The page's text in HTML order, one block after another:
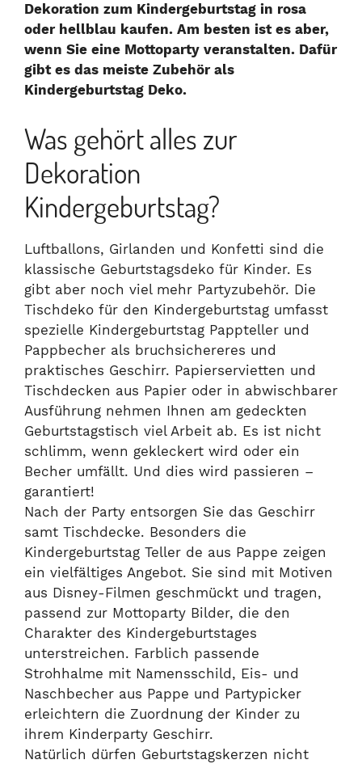
Dekoration zum Kindergeburtstag in rosa
oder hellblau kaufen. Am besten ist es aber,
wenn Sie eine Mottoparty veranstalten. Dafür
gibt es das meiste Zubehör als
Kindergeburtstag Deko.
Was gehört alles zur
Dekoration
Kindergeburtstag?
Luftballons, Girlanden und Konfetti sind die
klassische Geburtstagsdeko für Kinder. Es
gibt aber noch viel mehr Partyzubehör. Die
Tischdeko für den Kindergeburtstag umfasst
spezielle Kindergeburtstag Pappteller und
Pappbecher als bruchsichereres und
praktisches Geschirr. Papierservietten und
Tischdecken aus Papier oder in abwischbarer
Ausführung nehmen Ihnen am gedeckten
Geburtstagstisch viel Arbeit ab. Es ist nicht
schlimm, wenn gekleckert wird oder ein
Becher umfällt. Und dies wird passieren –
garantiert!
Nach der Party entsorgen Sie das Geschirr
samt Tischdecke. Besonders die
Kindergeburtstag Teller de aus Pappe zeigen
ein vielfältiges Angebot. Sie sind mit Motiven
aus Disney-Filmen geschmückt und tragen,
passend zur Mottoparty Bilder, die den
Charakter des Kindergeburtstages
unterstreichen. Farblich passende
Strohhalme mit Namensschild, Eis- und
Naschbecher aus Pappe und Partypicker
erleichtern die Zuordnung der Kinder zu
ihrem Kinderparty Geschirr.
Natürlich dürfen Geburtstagskerzen nicht